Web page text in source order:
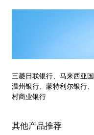
三菱日联银行、马来西亚
温州银行、蒙特利尔银行
村商业银行
其他产品推荐